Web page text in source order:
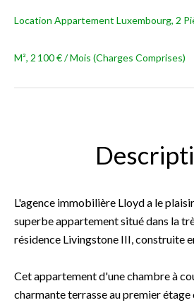
Location Appartement Luxembourg, 2
M², 2 100 € / Mois (Charges Comprises)
L'agence immobilière Lloyd a le
superbe appartement situé dans la
résidence Livingstone III, construite
Cet appartement d'une chambre à
charmante terrasse au premier étage